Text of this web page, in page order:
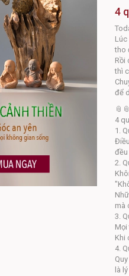
4
tho
Rồi
thì
để
4
1.
đều
2.
mà
3.
Mọi
Khi
4.
là